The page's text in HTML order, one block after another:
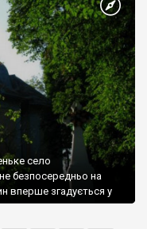
проїхавши один
село
безпосередньо на
вперше згадується у
що поселення